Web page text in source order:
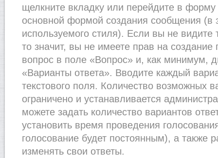
щелкните вкладку или перейдите в
основной формой создания сообщения (в
используемого стиля). Если вы не
то значит, вы не имеете прав на создание
вопрос в поле «Вопрос» и, как минимум,
«Варианты ответа». Вводите каждый
текстового поля. Количество возможных
ограничено и устанавливается
можете задать количество вариантов
установить время проведения
голосование будет постоянным), а также
изменять свои ответы.